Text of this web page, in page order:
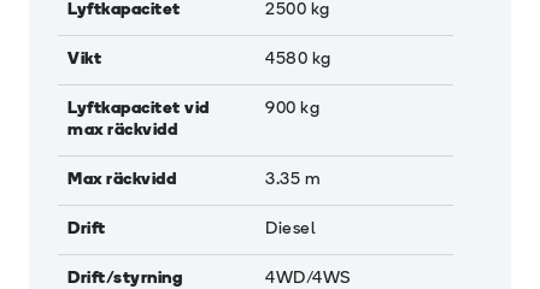
Lyftkapacitet 2500 kg
Vikt 4580 kg
Lyftkapacitet vid
max räckvidd
900 kg
Max räckvidd 3.35 m
Drift Diesel
Drift/styrning 4WD/4WS